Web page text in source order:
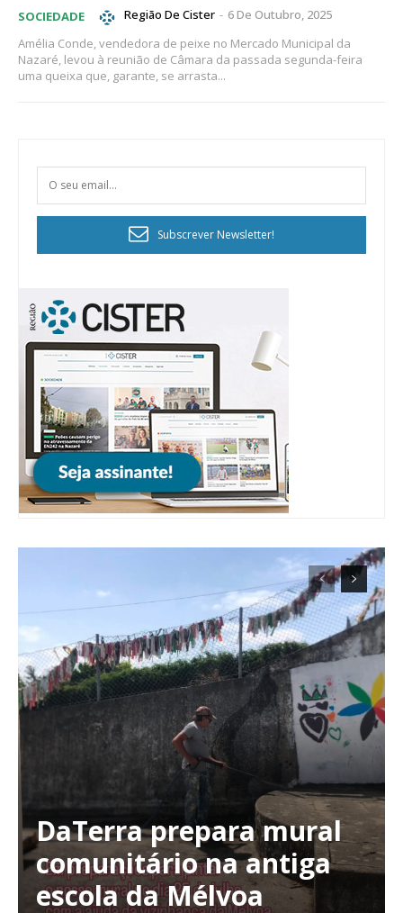
Planos de Assinatura
Faça-se assinante do Região de Cister e ajude-nos a manter este serviço
SOCIEDADE Região De Cister - 6 De Outubro, 2025
Amélia Conde, vendedora de peixe no Mercado Municipal da
Nazaré, levou à reunião de Câmara da passada segunda-feira
uma queixa que, garante, se arrasta...
Subscrever Newsletter!
DaTerra prepara mural
comunitário na antiga
escola da Mélvoa